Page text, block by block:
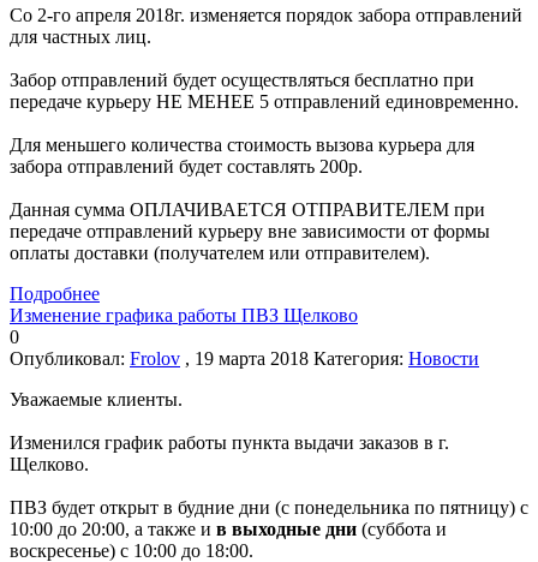
Со 2-го апреля 2018г. изменяется порядок забора отправлений
для частных лиц.
Забор отправлений будет осуществляться бесплатно при
передаче курьеру НЕ МЕНЕЕ 5 отправлений единовременно.
Для меньшего количества стоимость вызова курьера для
забора отправлений будет составлять 200р.
Данная сумма ОПЛАЧИВАЕТСЯ ОТПРАВИТЕЛЕМ при
передаче отправлений курьеру вне зависимости от формы
оплаты доставки (получателем или отправителем).
Подробнее
Изменение графика работы ПВЗ Щелково
0
Опубликовал: Frolov , 19 марта 2018 Категория: Новости
Уважаемые клиенты.
Изменился график работы пункта выдачи заказов в г.
Щелково.
ПВЗ будет открыт в будние дни (с понедельника по пятницу) с
10:00 до 20:00, а также и в выходные дни (суббота и
воскресенье) с 10:00 до 18:00.